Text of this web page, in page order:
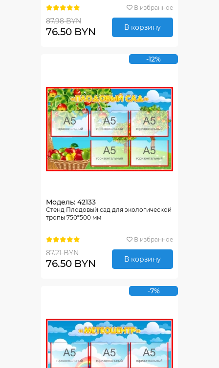
В избранное
87.98 BYN
76.50 BYN В корзину
-12%
Модель: 42133
Стенд Плодовый сад для экологической
тропы 750*500 мм
В избранное
87.21 BYN
76.50 BYN В корзину
-7%